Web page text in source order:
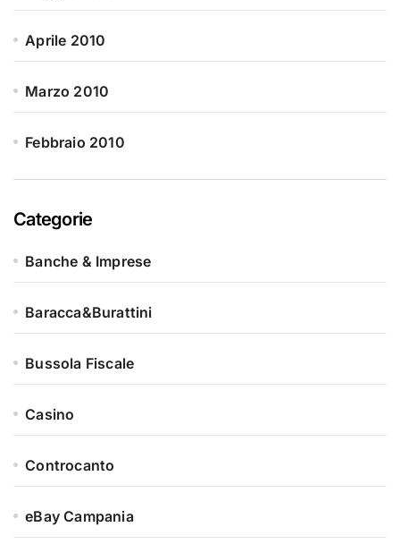
Aprile 2010
Marzo 2010
Febbraio 2010
Categorie
Banche & Imprese
Baracca&Burattini
Bussola Fiscale
Casino
Controcanto
eBay Campania